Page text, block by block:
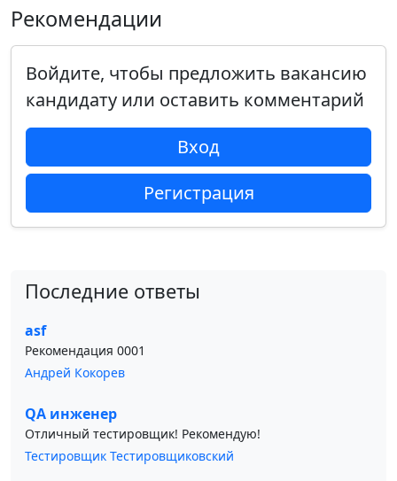
Рекомендации
Войдите, чтобы предложить вакансию
кандидату или оставить комментарий
Вход
Регистрация
Последние ответы
asf
Рекомендация 0001
Андрей Кокорев
QA инженер
Отличный тестировщик! Рекомендую!
Тестировщик Тестировщиковский